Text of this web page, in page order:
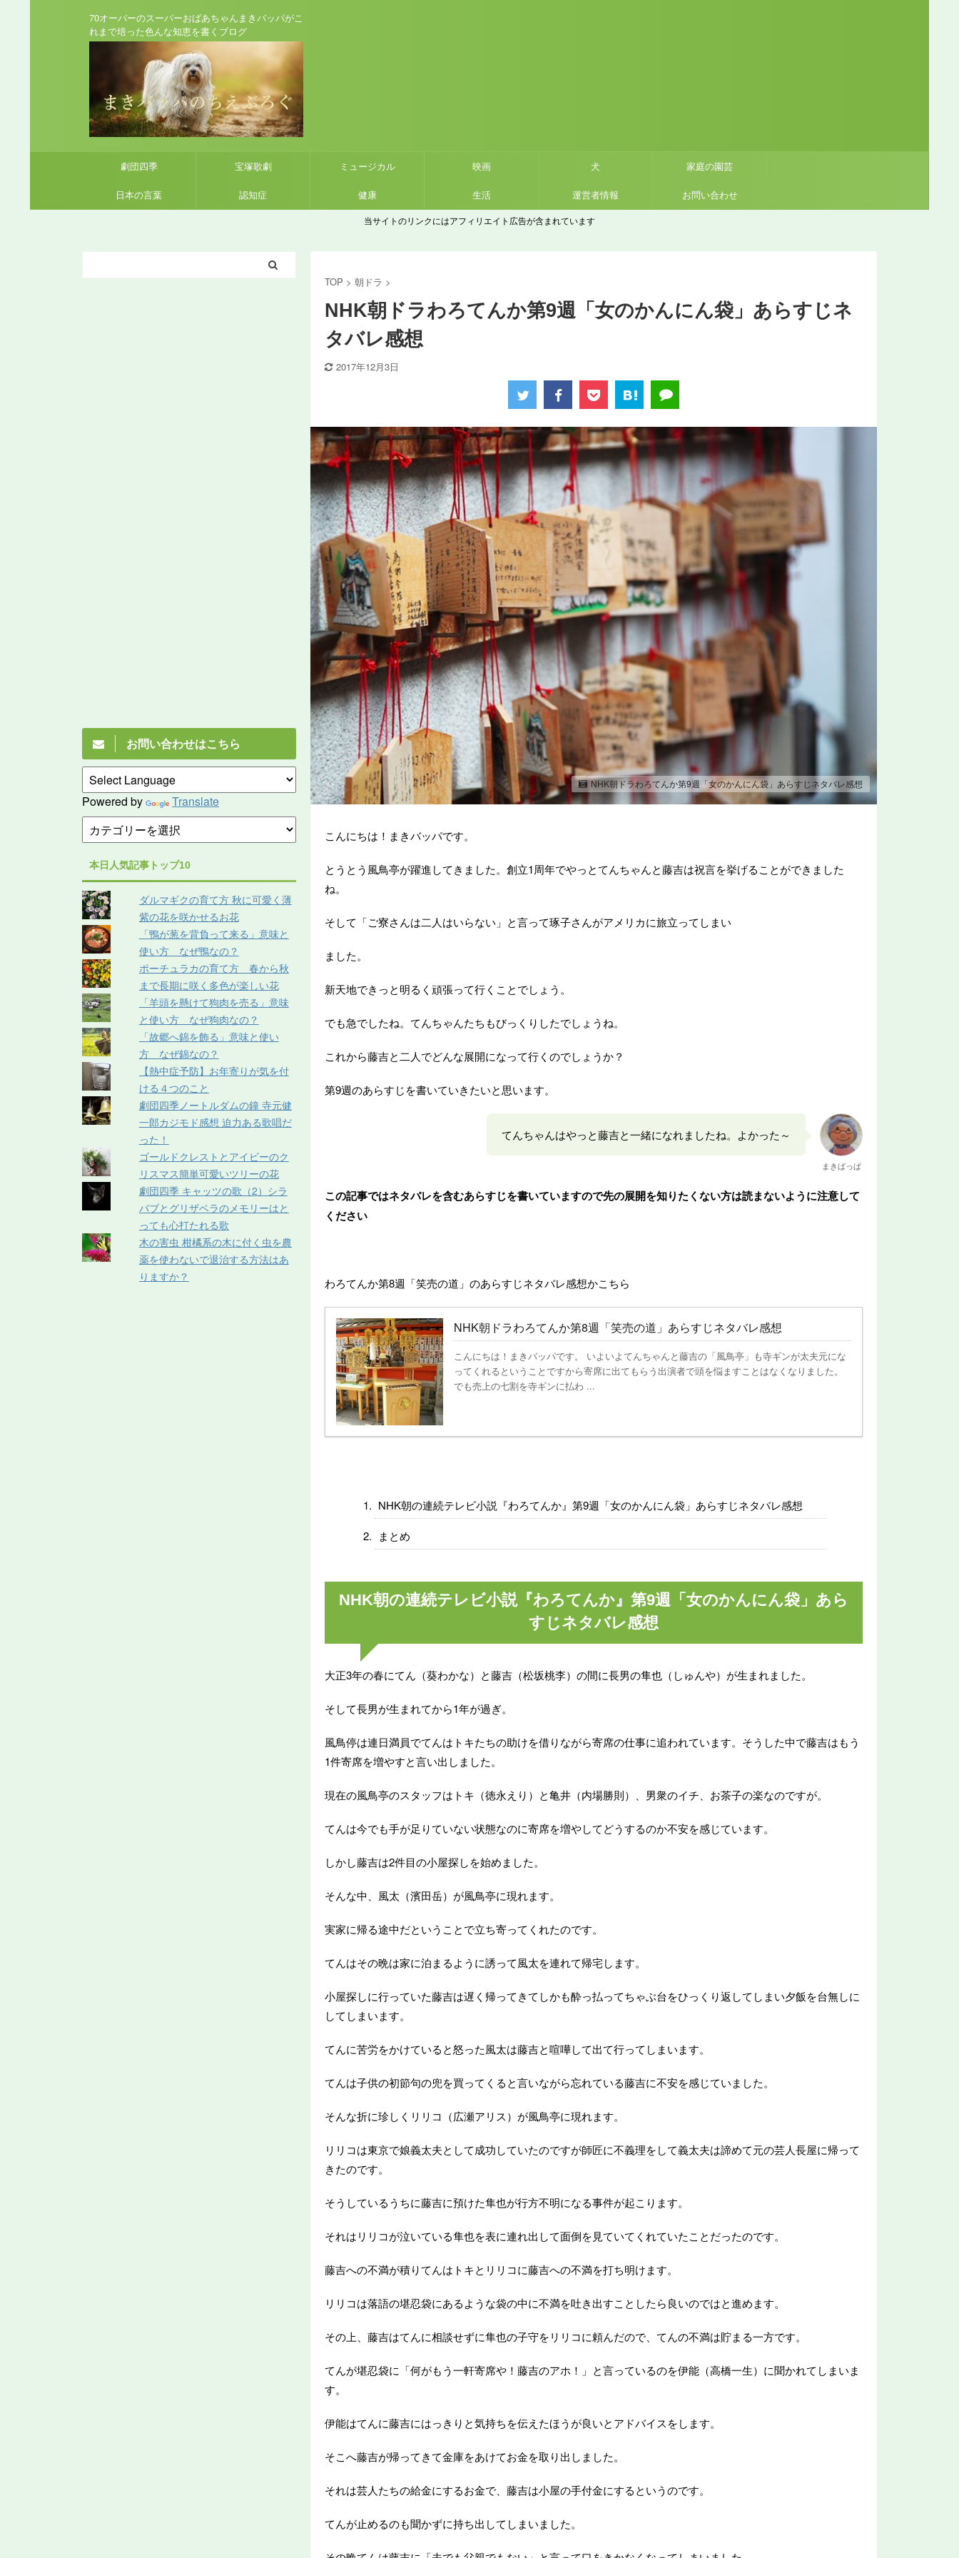
70オーバーのスーパーおばあちゃんまきバッパがこ
れまで培った色んな知恵を書くブログ
劇団四季 宝塚歌劇 ミュージカル 映画 犬 家庭の園芸
日本の言葉 認知症 健康 生活 運営者情報 お問い合わせ
当サイトのリンクにはアフィリエイト広告が含まれています
TOP > 朝ドラ >
NHK朝ドラわろてんか第9週「女のかんにん袋」あらすじネ
タバレ感想
2017年12月3日
NHK朝ドラわろてんか第9週「女のかんにん袋」あらすじネタバレ感想
こんにちは！まきバッパです。
とうとう風鳥亭が躍進してきました。創立1周年でやっとてんちゃんと藤吉は祝言を挙げることができました
ね。
そして「ご寮さんは二人はいらない」と言って琢子さんがアメリカに旅立ってしまい
ました。
新天地できっと明るく頑張って行くことでしょう。
でも急でしたね。てんちゃんたちもびっくりしたでしょうね。
これから藤吉と二人でどんな展開になって行くのでしょうか？
第9週のあらすじを書いていきたいと思います。
てんちゃんはやっと藤吉と一緒になれましたね。よかった～
まきばっぱ
この記事ではネタバレを含むあらすじを書いていますので先の展開を知りたくない方は読まないように注意して
ください
わろてんか第8週「笑売の道」のあらすじネタバレ感想かこちら
NHK朝ドラわろてんか第8週「笑売の道」あらすじネタバレ感想
こんにちは！まきバッパです。 いよいよてんちゃんと藤吉の「風鳥亭」も寺ギンが太夫元にな
ってくれるということですから寄席に出てもらう出演者で頭を悩ますことはなくなりました。
でも売上の七割を寺ギンに払わ ...
NHK朝の連続テレビ小説『わろてんか』第9週「女のかんにん袋」あらすじネタバレ感想
まとめ
NHK朝の連続テレビ小説『わろてんか』第9週「女のかんにん袋」あら
すじネタバレ感想
大正3年の春にてん（葵わかな）と藤吉（松坂桃李）の間に長男の隼也（しゅんや）が生まれました。
そして長男が生まれてから1年が過ぎ。
風鳥停は連日満員でてんはトキたちの助けを借りながら寄席の仕事に追われています。そうした中で藤吉はもう
1件寄席を増やすと言い出しました。
現在の風鳥亭のスタッフはトキ（徳永えり）と亀井（内場勝則）、男衆のイチ、お茶子の楽なのですが。
てんは今でも手が足りていない状態なのに寄席を増やしてどうするのか不安を感じています。
しかし藤吉は2件目の小屋探しを始めました。
そんな中、風太（濱田岳）が風鳥亭に現れます。
実家に帰る途中だということで立ち寄ってくれたのです。
てんはその晩は家に泊まるように誘って風太を連れて帰宅します。
小屋探しに行っていた藤吉は遅く帰ってきてしかも酔っ払ってちゃぶ台をひっくり返してしまい夕飯を台無しに
してしまいます。
てんに苦労をかけていると怒った風太は藤吉と喧嘩して出て行ってしまいます。
てんは子供の初節句の兜を買ってくると言いながら忘れている藤吉に不安を感じていました。
そんな折に珍しくリリコ（広瀬アリス）が風鳥亭に現れます。
リリコは東京で娘義太夫として成功していたのですが師匠に不義理をして義太夫は諦めて元の芸人長屋に帰って
きたのです。
そうしているうちに藤吉に預けた隼也が行方不明になる事件が起こります。
それはリリコが泣いている隼也を表に連れ出して面倒を見ていてくれていたことだったのです。
藤吉への不満が積りてんはトキとリリコに藤吉への不満を打ち明けます。
リリコは落語の堪忍袋にあるような袋の中に不満を吐き出すことしたら良いのではと進めます。
その上、藤吉はてんに相談せずに隼也の子守をリリコに頼んだので、てんの不満は貯まる一方です。
てんが堪忍袋に「何がもう一軒寄席や！藤吉のアホ！」と言っているのを伊能（高橋一生）に聞かれてしまいま
す。
伊能はてんに藤吉にはっきりと気持ちを伝えたほうが良いとアドバイスをします。
そこへ藤吉が帰ってきて金庫をあけてお金を取り出しました。
それは芸人たちの給金にするお金で、藤吉は小屋の手付金にするというのです。
てんが止めるのも聞かずに持ち出してしまいました。
お問い合わせはこちら
Powered by Translate
本日人気記事トップ10
ダルマギクの育て方 秋に可愛く薄
紫の花を咲かせるお花
「鴨が葱を背負って来る」意味と
使い方 なぜ鴨なの？
ポーチュラカの育て方 春から秋
まで長期に咲く多色が楽しい花
「羊頭を懸けて狗肉を売る」意味
と使い方 なぜ狗肉なの？
「故郷へ錦を飾る」意味と使い
方 なぜ錦なの？
【熱中症予防】お年寄りが気を付
ける４つのこと
劇団四季ノートルダムの鐘 寺元健
一郎カジモド感想 迫力ある歌唱だ
った！
ゴールドクレストとアイビーのク
リスマス簡単可愛いツリーの花
劇団四季 キャッツの歌（2）シラ
バブとグリザベラのメモリーはと
っても心打たれる歌
木の害虫 柑橘系の木に付く虫を農
薬を使わないで退治する方法はあ
りますか？